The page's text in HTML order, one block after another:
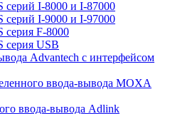
I-8000 и I-87000
I-9000 и I-97000
F-8000
серия USB
Advantech с интерфейсом
ввода-вывода MOXA
ввода-вывода Adlink